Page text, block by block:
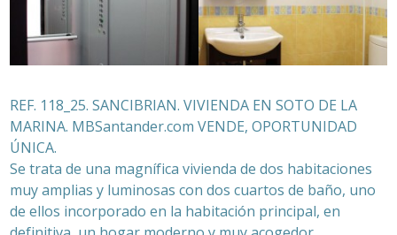
REF. 118_25. SANCIBRIAN. VIVIENDA EN SOTO DE LA
MARINA. MBSantander.com VENDE, OPORTUNIDAD
ÚNICA.
Se trata de una magnífica vivienda de dos habitaciones
muy amplias y luminosas con dos cuartos de baño, uno
de ellos incorporado en la habitación principal, en